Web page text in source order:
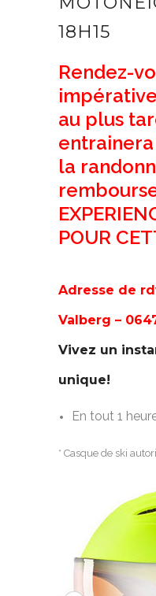
18H15
Rendez-
au plus
entrainera
la
POUR
Adresse de
Valberg –
Vivez un
unique!
En tout 1
* Casque de ski